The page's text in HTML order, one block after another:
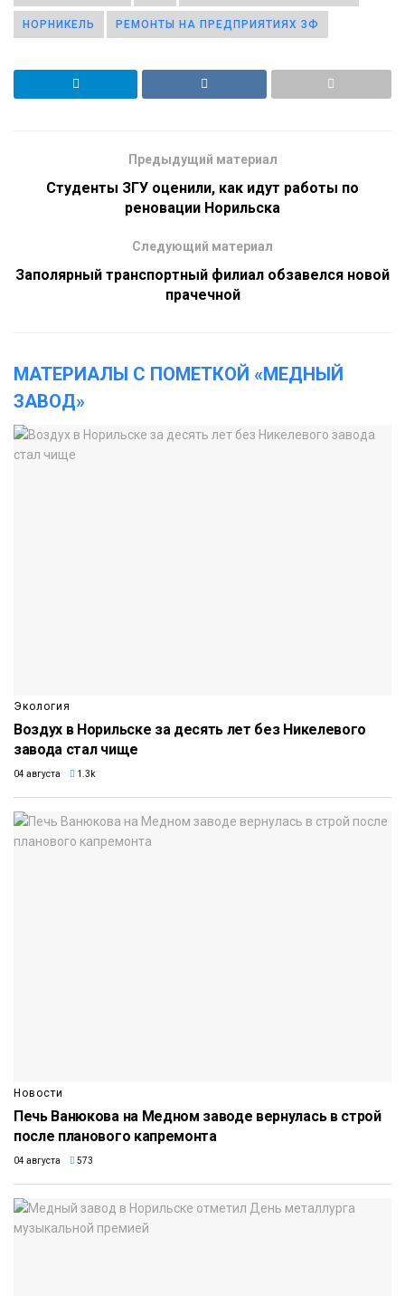
НОРНИКЕЛЬ РЕМОНТЫ НА ПРЕДПРИЯТИЯХ ЗФ
Предыдущий материал
Студенты ЗГУ оценили, как идут работы по
реновации Норильска
Следующий материал
Заполярный транспортный филиал обзавелся новой
прачечной
МАТЕРИАЛЫ С ПОМЕТКОЙ «МЕДНЫЙ
ЗАВОД»
Экология
Воздух в Норильске за десять лет без Никелевого
завода стал чище
04 августа 1.3k
Новости
Печь Ванюкова на Медном заводе вернулась в строй
после планового капремонта
04 августа 573